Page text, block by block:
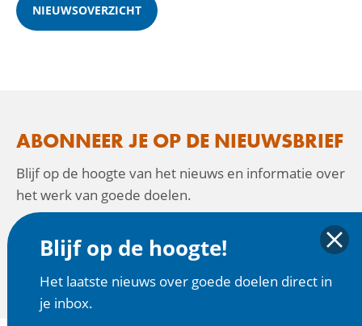
NIEUWSOVERZICHT
ABONNEER JE OP DE NIEUWSBRIEF
Blijf op de hoogte van het nieuws en informatie over
het werk van goede doelen.
AANMELDEN
Blijf op de hoogte!
Het laatste nieuws over goede doelen direct in
je inbox.